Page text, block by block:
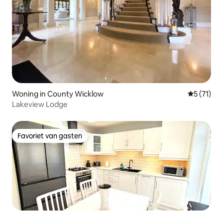
Woning in County Wicklow
5 (71)
Lakeview Lodge
Favoriet van gasten
Favoriet van gasten